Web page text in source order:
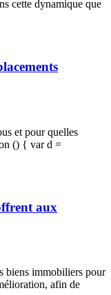
cette dynamique que
et pour quelles
() { var d =
aux
biens immobiliers pour
afin de